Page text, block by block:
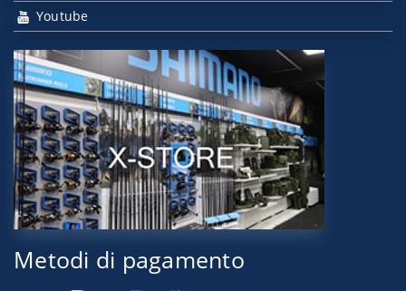
Youtube
Metodi di pagamento